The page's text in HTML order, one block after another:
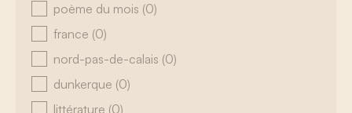
poème du mois (0)
france (0)
nord-pas-de-calais (0)
dunkerque (0)
littérature (0)